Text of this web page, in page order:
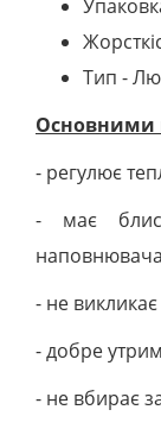
Тип -
Основними
- регулює
- має
наповнювача
- не
- добре
- не вбирає